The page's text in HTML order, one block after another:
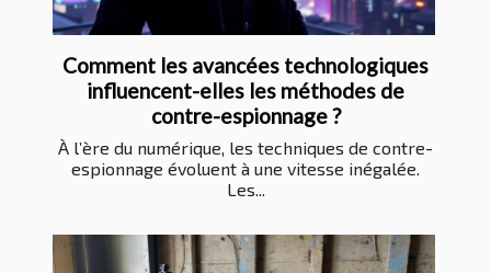
Comment les avancées technologiques
influencent-elles les méthodes de
contre-espionnage ?
À l’ère du numérique, les techniques de contre-
espionnage évoluent à une vitesse inégalée.
Les...